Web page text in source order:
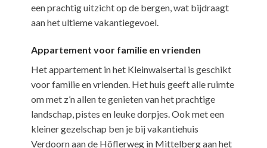
een prachtig uitzicht op de bergen, wat bijdraagt
aan het ultieme vakantiegevoel.
Appartement voor familie en vrienden
Het appartement in het Kleinwalsertal is geschikt
voor familie en vrienden. Het huis geeft alle ruimte
om met z’n allen te genieten van het prachtige
landschap, pistes en leuke dorpjes. Ook met een
kleiner gezelschap ben je bij vakantiehuis
Verdoorn aan de Höflerweg in Mittelberg aan het